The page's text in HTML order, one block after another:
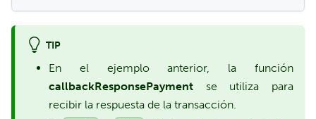
TIP
En el ejemplo anterior, la función
callbackResponsePayment se utiliza para
recibir la respuesta de la transacción.